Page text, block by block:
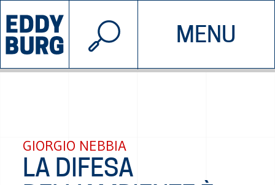
MENU
INIZIATIVE CHI SIAMO
© 2026 EDDYBURG
GIORGIO NEBBIA
LA DIFESA